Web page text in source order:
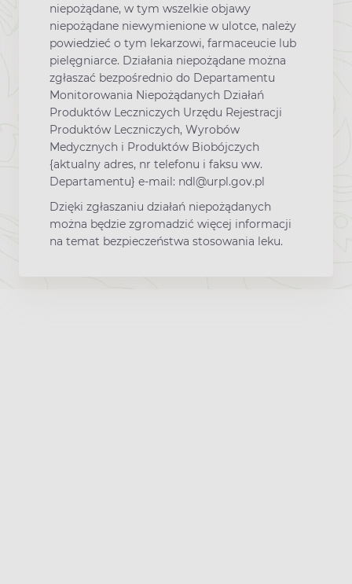
niepożądane, w tym wszelkie objawy
niepożądane niewymienione w ulotce, należy
powiedzieć o tym lekarzowi, farmaceucie lub
pielęgniarce. Działania niepożądane można
zgłaszać bezpośrednio do Departamentu
Monitorowania Niepożądanych Działań
Produktów Leczniczych Urzędu Rejestracji
Produktów Leczniczych, Wyrobów
Medycznych i Produktów Biobójczych
{aktualny adres, nr telefonu i faksu ww.
Departamentu} e-mail: ndl@urpl.gov.pl
Dzięki zgłaszaniu działań niepożądanych
można będzie zgromadzić więcej informacji
na temat bezpieczeństwa stosowania leku.